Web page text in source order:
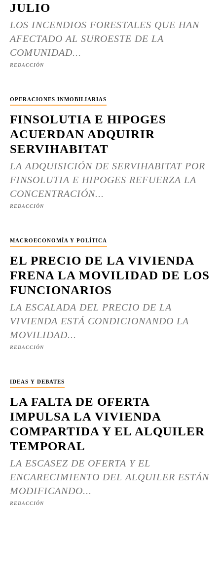
JULIO
LOS INCENDIOS FORESTALES QUE HAN
AFECTADO AL SUROESTE DE LA
COMUNIDAD...
REDACCIÓN
OPERACIONES INMOBILIARIAS
FINSOLUTIA E HIPOGES
ACUERDAN ADQUIRIR
SERVIHABITAT
LA ADQUISICIÓN DE SERVIHABITAT POR
FINSOLUTIA E HIPOGES REFUERZA LA
CONCENTRACIÓN...
REDACCIÓN
MACROECONOMÍA Y POLÍTICA
EL PRECIO DE LA VIVIENDA
FRENA LA MOVILIDAD DE LOS
FUNCIONARIOS
LA ESCALADA DEL PRECIO DE LA
VIVIENDA ESTÁ CONDICIONANDO LA
MOVILIDAD...
REDACCIÓN
IDEAS Y DEBATES
LA FALTA DE OFERTA
IMPULSA LA VIVIENDA
COMPARTIDA Y EL ALQUILER
TEMPORAL
LA ESCASEZ DE OFERTA Y EL
ENCARECIMIENTO DEL ALQUILER ESTÁN
MODIFICANDO...
REDACCIÓN